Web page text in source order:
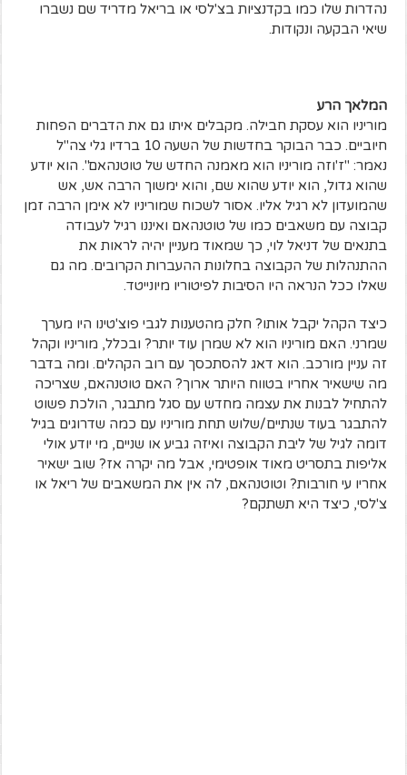
נהדרות שלו כמו בקדנציות בצ'לסי או בריאל מדריד שם נשברו
שיאי הבקעה ונקודות.
המלאך הרע
מוריניו הוא עסקת חבילה. מקבלים איתו גם את הדברים הפחות
חיוביים. כבר הבוקר בחדשות של השעה 10 ברדיו גלי צה"ל
נאמר: "ז'וזה מוריניו הוא מאמנה החדש של טוטנהאם". הוא יודע
שהוא גדול, הוא יודע שהוא שם, והוא ימשוך הרבה אש, אש
שהמועדון לא רגיל אליו. אסור לשכוח שמוריניו לא אימן הרבה זמן
קבוצה עם משאבים כמו של טוטנהאם ואיננו רגיל לעבודה
בתנאים של דניאל לוי, כך שמאוד מעניין יהיה לראות את
ההתנהלות של הקבוצה בחלונות ההעברות הקרובים. מה גם
שאלו ככל הנראה היו הסיבות לפיטוריו מיונייטד.
כיצד הקהל יקבל אותו? חלק מהטענות לגבי פוצ'טינו היו מערך
שמרני. האם מוריניו הוא לא שמרן עוד יותר? ובכלל, מוריניו וקהל
זה עניין מורכב. הוא דאג להסתכסך עם רוב הקהלים. ומה בדבר
מה שישאיר אחריו בטווח היותר ארוך? האם טוטנהאם, שצריכה
להתחיל לבנות את עצמה מחדש עם סגל מתבגר, הולכת פשוט
להתבגר בעוד שנתיים/שלוש תחת מוריניו עם כמה שדרוגים בגיל
דומה לגיל של ליבת הקבוצה ואיזה גביע או שניים, מי יודע אולי
אליפות בתסריט מאוד אופטימי, אבל מה יקרה אז? שוב ישאיר
אחריו עי חורבות? וטוטנהאם, לה אין את המשאבים של ריאל או
צ'לסי, כיצד היא תשתקם?